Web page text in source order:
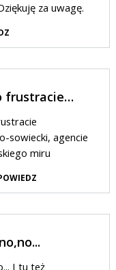
za uwagę.
frustracie…
sowiecki, agencie
miru
I tu też